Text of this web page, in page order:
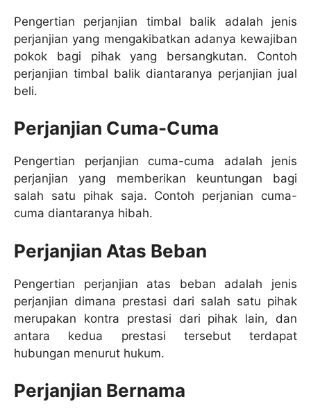
Pengertian perjanjian timbal balik adalah jenis
perjanjian yang mengakibatkan adanya kewajiban
pokok bagi pihak yang bersangkutan. Contoh
perjanjian timbal balik diantaranya perjanjian jual
beli.
Perjanjian Cuma-Cuma
Pengertian perjanjian cuma-cuma adalah jenis
perjanjian yang memberikan keuntungan bagi
salah satu pihak saja. Contoh perjanian cuma-
cuma diantaranya hibah.
Perjanjian Atas Beban
Pengertian perjanjian atas beban adalah jenis
perjanjian dimana prestasi dari salah satu pihak
merupakan kontra prestasi dari pihak lain, dan
antara kedua prestasi tersebut terdapat
hubungan menurut hukum.
Perjanjian Bernama